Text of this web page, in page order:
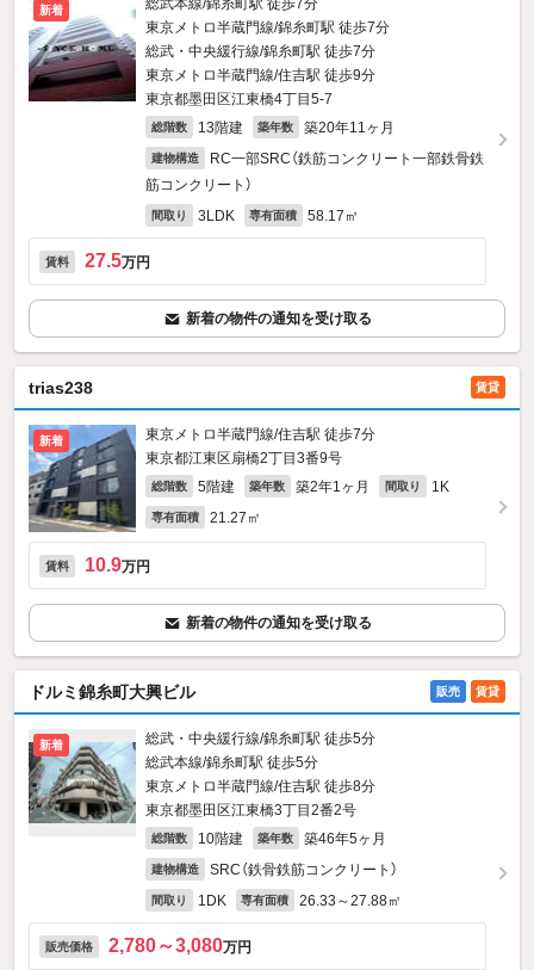
新着
総武本線/錦糸町駅 徒歩7分
東京メトロ半蔵門線/錦糸町駅 徒歩7分
総武・中央緩行線/錦糸町駅 徒歩7分
東京メトロ半蔵門線/住吉駅 徒歩9分
東京都墨田区江東橋4丁目5-7
総階数 13階建 築年数 築20年11ヶ月
建物構造
RC一部SRC（鉄筋コンクリート一部鉄骨鉄
筋コンクリート）
間取り 3LDK 専有面積 58.17㎡
賃料 27.5万円
新着の物件の通知を受け取る
trias238 賃貸
新着
東京メトロ半蔵門線/住吉駅 徒歩7分
東京都江東区扇橋2丁目3番9号
総階数 5階建 築年数 築2年1ヶ月 間取り 1K
専有面積 21.27㎡
賃料 10.9万円
新着の物件の通知を受け取る
ドルミ錦糸町大興ビル 販売 賃貸
新着
総武・中央緩行線/錦糸町駅 徒歩5分
総武本線/錦糸町駅 徒歩5分
東京メトロ半蔵門線/住吉駅 徒歩8分
東京都墨田区江東橋3丁目2番2号
総階数 10階建 築年数 築46年5ヶ月
建物構造 SRC（鉄骨鉄筋コンクリート）
間取り 1DK 専有面積 26.33～27.88㎡
販売価格 2,780～3,080万円